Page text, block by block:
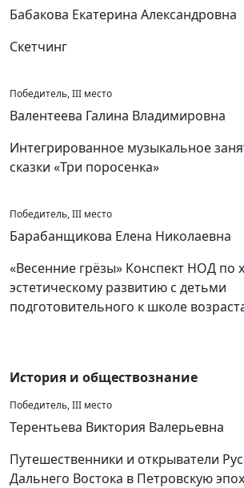
Бабакова Екатерина Александровна
Скетчинг
Победитель, III место
Валентеева Галина Владимировна
Интегрированное музыкальное
сказки «Три поросенка»
Победитель, III место
Барабанщикова Елена Николаевна
«Весенние грёзы» Конспект НОД по
эстетическому развитию с детьми
подготовительного к школе
История и обществознание
Победитель, III место
Терентьева Виктория Валерьевна
Путешественники и открыватели
Дальнего Востока в Петровскую